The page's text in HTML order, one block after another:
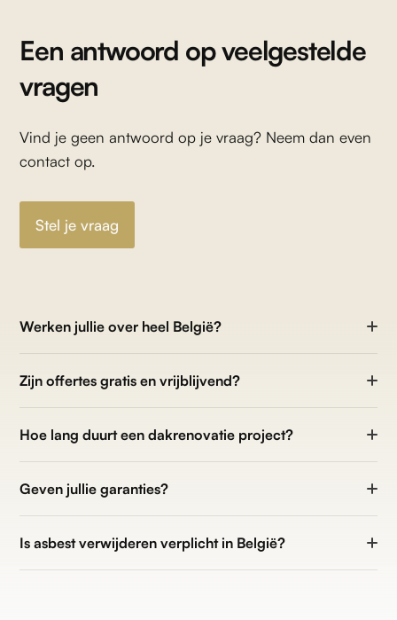
Een antwoord op veelgestelde
vragen
Vind je geen antwoord op je vraag? Neem dan even
contact op.
Stel je vraag
Werken jullie over heel België?
Zijn offertes gratis en vrijblijvend?
Hoe lang duurt een dakrenovatie project?
Geven jullie garanties?
Is asbest verwijderen verplicht in België?